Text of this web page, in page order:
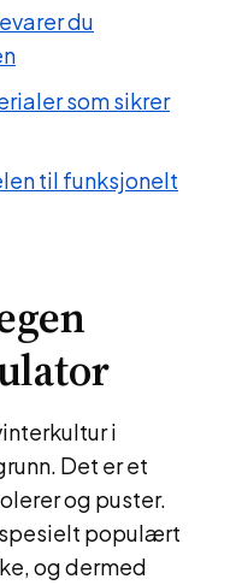
du
som sikrer
til funksjonelt
i
Det er et
og puster.
spesielt populært
og dermed